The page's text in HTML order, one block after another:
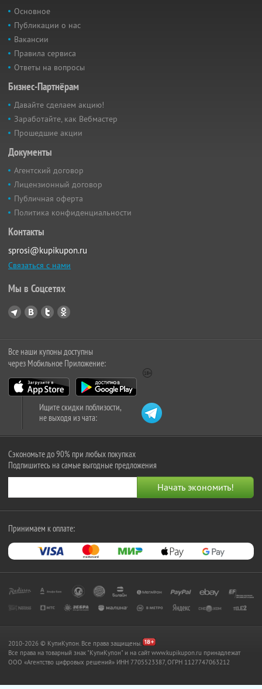
Основное
Публикации о нас
Вакансии
Правила сервиса
Ответы на вопросы
Бизнес-Партнёрам
Давайте сделаем акцию!
Заработайте, как Вебмастер
Прошедшие акции
Документы
Агентский договор
Лицензионный договор
Публичная оферта
Политика конфиденциальности
Контакты
sprosi@kupikupon.ru
Связаться с нами
Мы в Соцсетях
Все наши купоны доступны
через Мобильное Приложение:
Ищите скидки поблизости,
не выходя из чата:
Сэкономьте до 90% при любых покупках
Подпишитесь на самые выгодные предложения
Принимаем к оплате:
2010-2026 © КупиКупон. Все права защищены.
Все права на товарный знак "КупиКупон" и на сайт www.kupikupon.ru принадлежат
OOO «Агентство цифровых решений» ИНН 7705523387, ОГРН 1127747063212